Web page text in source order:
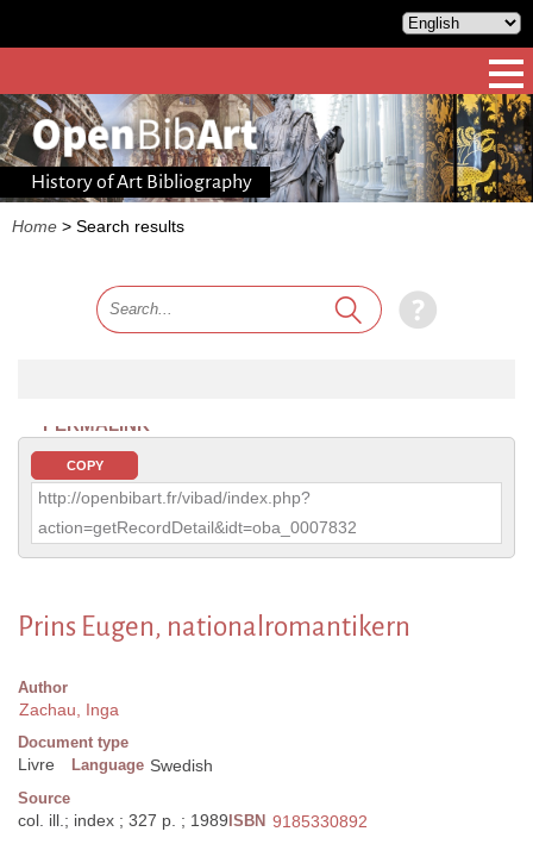
History of Art Bibliography
Home > Search results
PERMALINK
COPY
http://openbibart.fr/vibad/index.php?
action=getRecordDetail&idt=oba_0007832
Prins Eugen, nationalromantikern
Author
Zachau, Inga
Document type
Livre Language Swedish
Source
col. ill.; index ; 327 p. ; 1989 ISBN 9185330892